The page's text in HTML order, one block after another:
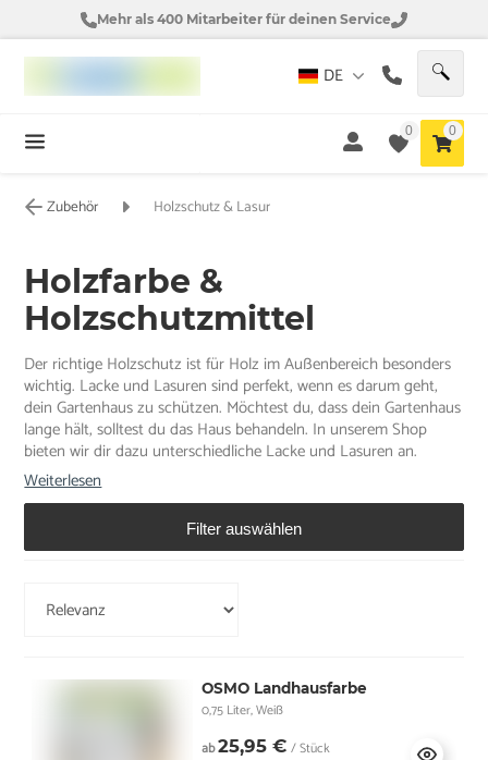
Mehr als 400 Mitarbeiter für deinen Service
DE
0 0
Zubehör Holzschutz & Lasur
Holzfarbe &
Holzschutzmittel
Der richtige Holzschutz ist für Holz im Außenbereich besonders
wichtig. Lacke und Lasuren sind perfekt, wenn es darum geht,
dein Gartenhaus zu schützen. Möchtest du, dass dein Gartenhaus
lange hält, solltest du das Haus behandeln. In unserem Shop
bieten wir dir dazu unterschiedliche Lacke und Lasuren an.
Weiterlesen
Filter auswählen
OSMO Landhausfarbe
0,75 Liter, Weiß
ab25,95 € / Stück